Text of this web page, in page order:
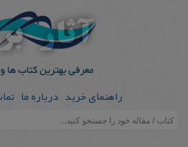
راهنمای خرید درباره ما